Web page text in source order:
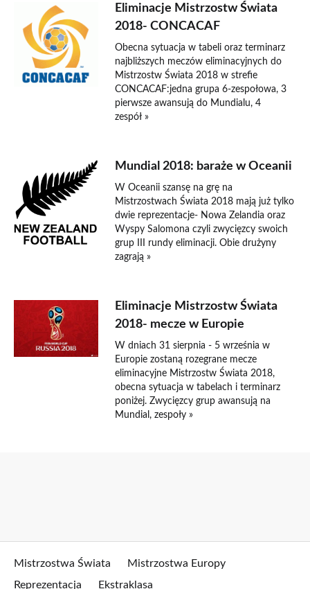
Eliminacje Mistrzostw Świata
2018- CONCACAF
Obecna sytuacja w tabeli oraz terminarz
najbliższych meczów eliminacyjnych do
Mistrzostw Świata 2018 w strefie
CONCACAF:jedna grupa 6-zespołowa, 3
pierwsze awansują do Mundialu, 4
zespół »
Mundial 2018: baraże w Oceanii
W Oceanii szansę na grę na
Mistrzostwach Świata 2018 mają już tylko
dwie reprezentacje- Nowa Zelandia oraz
Wyspy Salomona czyli zwycięzcy swoich
grup III rundy eliminacji. Obie drużyny
zagrają »
Eliminacje Mistrzostw Świata
2018- mecze w Europie
W dniach 31 sierpnia - 5 września w
Europie zostaną rozegrane mecze
eliminacyjne Mistrzostw Świata 2018,
obecna sytuacja w tabelach i terminarz
poniżej. Zwycięzcy grup awansują na
Mundial, zespoły »
Mistrzostwa Świata
Mistrzostwa Europy
Reprezentacja
Ekstraklasa